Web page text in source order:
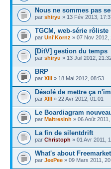
Nous ne sommes pas
par shiryu » 13 Fév 2013,
TGCM, web-série rôliste
par Uni'Kornz » 07 Nov 2012,
[DitV] gestion du temps
par shiryu » 13 Juil 2012,
BRP
par XIII » 18 Mai 2012, 08:53
Désolé de mettre ça
par XIII » 22 Avr 2012, 01:01
Le Boardiagram
par Maitresinh » 06 Août
La fin de silentdrift
par Christoph » 01 Avr 2011,
What's about
par JeePee » 09 Mars 2011,